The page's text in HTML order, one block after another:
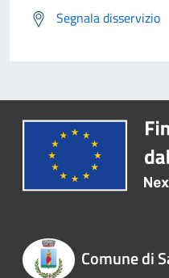
Segnala disservizio
Comune di